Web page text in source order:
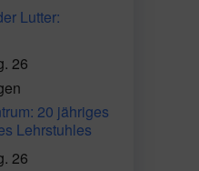
Lutter:
26
20 jähriges
Lehrstuhles
26